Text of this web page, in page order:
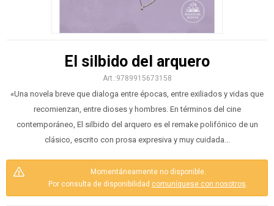
El silbido del arquero
9789915673158
«Una novela breve que dialoga entre épocas, entre exiliados y vidas que
recomienzan, entre dioses y hombres. En términos del cine
contemporáneo, El silbido del arquero es el remake polifónico de un
clásico, escrito con prosa expresiva y muy cuidada...
Momentáneamente no disponible.
Por consulta de disponibilidad comuníquese con nosotros.